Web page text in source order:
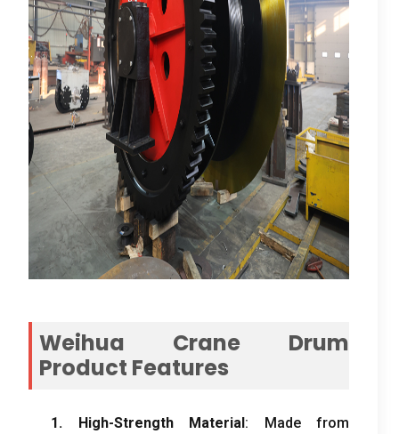
Weihua Crane Drum
Product Features
1. High-Strength Material :
Made from